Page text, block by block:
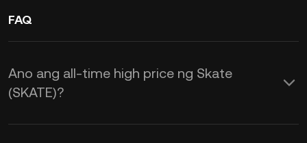
FAQ
Ano ang all-time high price ng Skate
(SKATE)?